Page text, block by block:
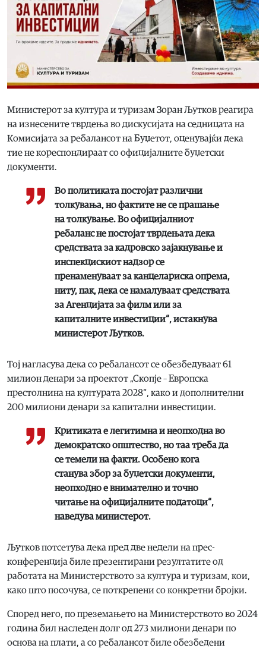
Министерот за култура и туризам Зоран Љутков реагира
на изнесените тврдења во дискусијата на седницата на
Комисијата за ребалансот на Буџетот, оценувајќи дека
тие не кореспондираат со официјалните буџетски
документи.
Во политиката постојат различни
толкувања, но фактите не се прашање
на толкување. Во официјалниот
ребаланс не постојат тврдењата дека
средствата за кадровско зајакнување и
инспекцискиот надзор се
пренаменуваат за канцелариска опрема,
ниту, пак, дека се намалуваат средствата
за Агенцијата за филм или за
капиталните инвестиции“, истакнува
министерот Љутков.
Тој нагласува дека со ребалансот се обезбедуваат 61
милион денари за проектот „Скопје – Европска
престолнина на културата 2028“, како и дополнителни
200 милиони денари за капитални инвестиции.
Критиката е легитимна и неопходна во
демократско општество, но таа треба да
се темели на факти. Особено кога
станува збор за буџетски документи,
неопходно е внимателно и точно
читање на официјалните податоци“,
наведува министерот.
Љутков потсетува дека пред две недели на прес-
конференција биле презентирани резултатите од
работата на Министерството за култура и туризам, кои,
како што посочува, се поткрепени со конкретни бројки.
Според него, по преземањето на Министерството во 2024
година бил наследен долг од 273 милиони денари по
основа на плати, а со ребалансот биле обезбедени